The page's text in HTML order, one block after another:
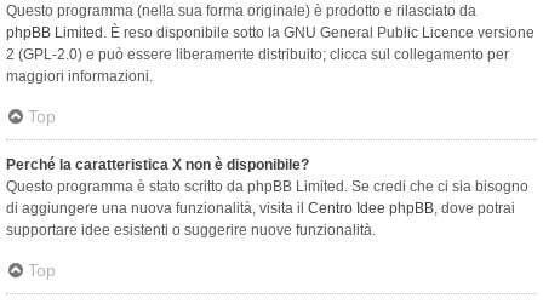
Questo programma (nella sua forma originale) è prodotto e rilasciato da
phpBB Limited . È reso disponibile sotto la GNU General Public Licence versione
2 (GPL-2.0) e può essere liberamente distribuito; clicca sul collegamento per
maggiori informazioni.
Top
Perché la caratteristica X non è disponibile?
Questo programma è stato scritto da phpBB Limited. Se credi che ci sia bisogno
di aggiungere una nuova funzionalità, visita il Centro Idee phpBB, dove potrai
supportare idee esistenti o suggerire nuove funzionalità.
Top